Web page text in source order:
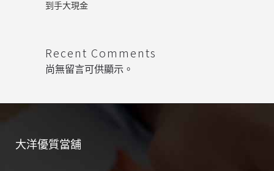
到手大現金
Recent Comments
尚無留言可供顯示。
大洋優質當舖